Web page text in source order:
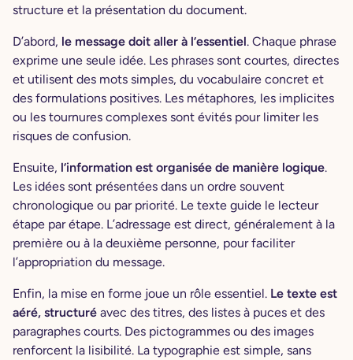
structure et la présentation du document.
D’abord, le message doit aller à l’essentiel. Chaque phrase
exprime une seule idée. Les phrases sont courtes, directes
et utilisent des mots simples, du vocabulaire concret et
des formulations positives. Les métaphores, les implicites
ou les tournures complexes sont évités pour limiter les
risques de confusion.
Ensuite, l’information est organisée de manière logique.
Les idées sont présentées dans un ordre souvent
chronologique ou par priorité. Le texte guide le lecteur
étape par étape. L’adressage est direct, généralement à la
première ou à la deuxième personne, pour faciliter
l’appropriation du message.
Enfin, la mise en forme joue un rôle essentiel. Le texte est
aéré, structuré avec des titres, des listes à puces et des
paragraphes courts. Des pictogrammes ou des images
renforcent la lisibilité. La typographie est simple, sans